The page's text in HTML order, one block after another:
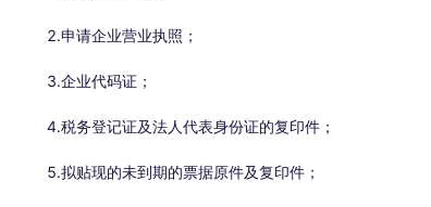
2.申请企业营业执照；
3.企业代码证；
4.税务登记证及法人代表身份证的复印件；
5.拟贴现的未到期的票据原件及复印件；